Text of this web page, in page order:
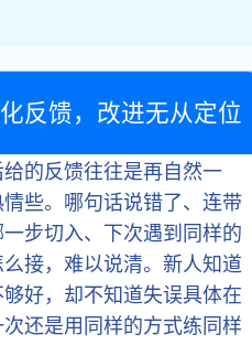
反馈，改进无从定位
的反馈往往是再自然一
些。哪句话说错了、连带
步切入、下次遇到同样的
接，难以说清。新人知道
好，却不知道失误具体在
还是用同样的方式练同样